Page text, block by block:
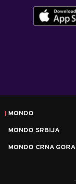
MONDO
MONDO SRBIJA
MONDO CRNA GORA